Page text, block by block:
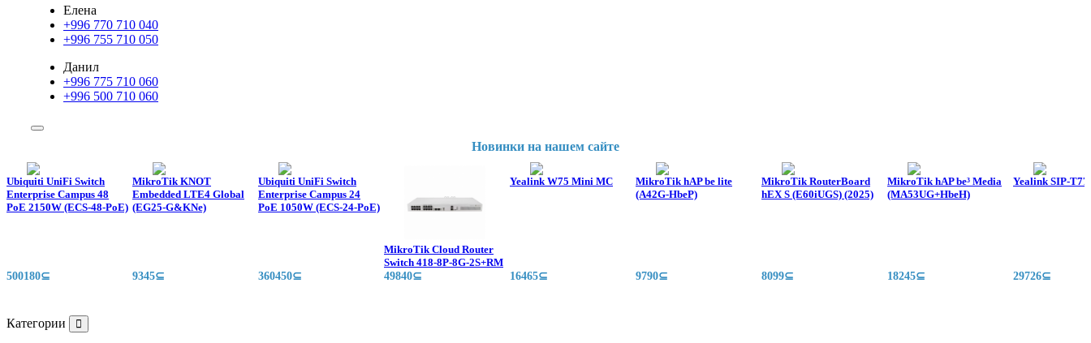
Елена
+996 770 710 040
+996 755 710 050
Данил
+996 775 710 060
+996 500 710 060
Новинки на нашем сайте
Ubiquiti UniFi Switch
Enterprise Campus 48
PoE 2150W (ECS-48-PoE)
500180⊆
MikroTik KNOT
Embedded LTE4 Global
(EG25-G&KNe)
9345⊆
Ubiquiti UniFi Switch
Enterprise Campus 24
PoE 1050W (ECS-24-PoE)
360450⊆
MikroTik Cloud Router
Switch 418-8P-8G-2S+RM
49840⊆
Yealink W75 Mini MC
16465⊆
MikroTik hAP be lite
(A42G-HbeP)
9790⊆
MikroTik RouterBoard
hEX S (E60iUGS) (2025)
8099⊆
MikroTik hAP be³ Media
(MA53UG+HbeH)
18245⊆
Yealink SIP-
29726⊆
Категории